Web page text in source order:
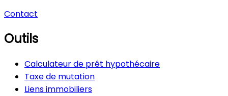
Contact
Outils
Calculateur de prêt hypothécaire
Taxe de mutation
Liens immobiliers